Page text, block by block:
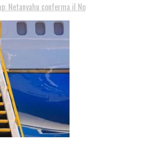
Netanyahu conferma il No